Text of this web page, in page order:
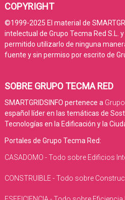
COPYRIGHT
©1999-2025 El material de
intelectual de Grupo Tecma Red S.L.
permitido utilizarlo de ninguna
fuente y sin permiso por escrito de
SOBRE GRUPO TECMA RED
SMARTGRIDSINFO pertenece a
español líder en las temáticas de
Tecnologías en la Edificación y la
Portales de Grupo Tecma Red:
CASADOMO - Todo sobre Edificios
CONSTRUIBLE - Todo sobre